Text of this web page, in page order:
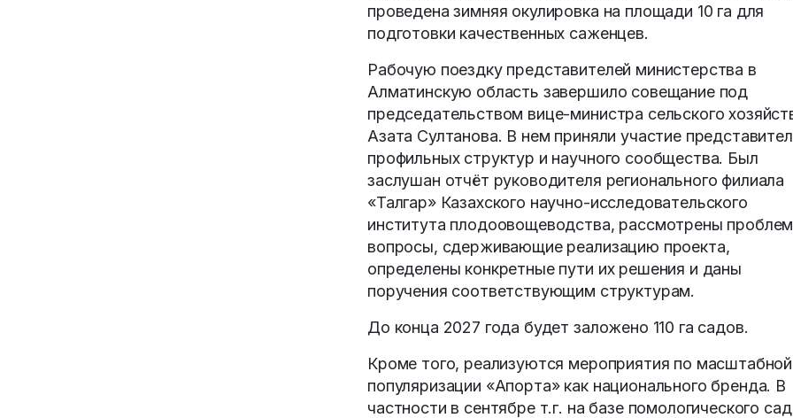
проведена зимняя окулировка на площади 10 га для
подготовки качественных саженцев.
Рабочую поездку представителей министерства в
Алматинскую область завершило совещание под
председательством вице-министра сельского
Азата Султанова. В нем приняли участие
профильных структур и научного сообщества. Был
заслушан отчёт руководителя регионального филиала
«Талгар» Казахского научно-исследовательского
института плодоовощеводства, рассмотрены
вопросы, сдерживающие реализацию проекта,
определены конкретные пути их решения и даны
поручения соответствующим структурам.
До конца 2027 года будет заложено 110 га садов.
Кроме того, реализуются мероприятия по масштабной
популяризации «Апорта» как национального бренда. В
частности в сентябре т.г. на базе помологического